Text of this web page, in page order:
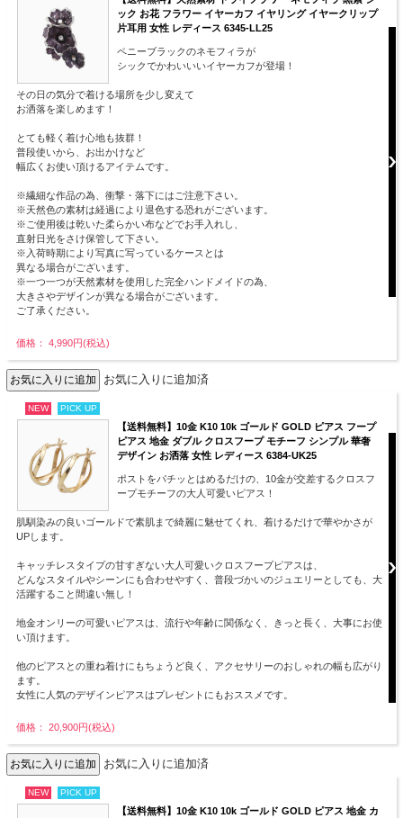
ック お花 フラワー イヤーカフ イヤリング イヤークリップ
片耳用 女性 レディース 6345-LL25
ペニーブラックのネモフィラが
シックでかわいいいイヤーカフが登場！
その日の気分で着ける場所を少し変えて
お洒落を楽しめます！
とても軽く着け心地も抜群！
普段使いから、お出かけなど
幅広くお使い頂けるアイテムです。
※繊細な作品の為、衝撃・落下にはご注意下さい。
※天然色の素材は経過により退色する恐れがございます。
※ご使用後は乾いた柔らかい布などでお手入れし、
直射日光をさけ保管して下さい。
※入荷時期により写真に写っているケースとは
異なる場合がございます。
※一つ一つが天然素材を使用した完全ハンドメイドの為、
大きさやデザインが異なる場合がございます。
ご了承ください。
価格： 4,990円(税込)
お気に入りに追加済
NEW PICK UP
【送料無料】10金 K10 10k ゴールド GOLD ピアス フープ
ピアス 地金 ダブル クロスフープ モチーフ シンプル 華奢
デザイン お洒落 女性 レディース 6384-UK25
ポストをパチッとはめるだけの、10金が交差するクロスフ
ープモチーフの大人可愛いピアス！
肌馴染みの良いゴールドで素肌まで綺麗に魅せてくれ、着けるだけで華やかさが
UPします。
キャッチレスタイプの甘すぎない大人可愛いクロスフープピアスは、
どんなスタイルやシーンにも合わせやすく、普段づかいのジュエリーとしても、大
活躍すること間違い無し！
地金オンリーの可愛いピアスは、流行や年齢に関係なく、きっと長く、大事にお使
い頂けます。
他のピアスとの重ね着けにもちょうど良く、アクセサリーのおしゃれの幅も広がり
ます。
女性に人気のデザインピアスはプレゼントにもおススメです。
価格： 20,900円(税込)
お気に入りに追加済
NEW PICK UP
【送料無料】10金 K10 10k ゴールド GOLD ピアス 地金 カ